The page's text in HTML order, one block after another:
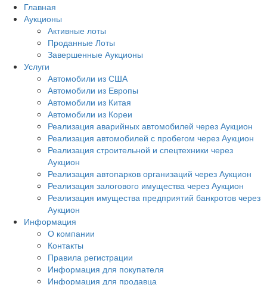
Главная
Аукционы
Активные лоты
Проданные Лоты
Завершенные Аукционы
Услуги
Автомобили из США
Автомобили из Европы
Автомобили из Китая
Автомобили из Кореи
Реализация аварийных автомобилей через Аукцион
Реализация автомобилей с пробегом через Аукцион
Реализация строительной и спецтехники через
Аукцион
Реализация автопарков организаций через Аукцион
Реализация залогового имущества через Аукцион
Реализация имущества предприятий банкротов через
Аукцион
Информация
О компании
Контакты
Правила регистрации
Информация для покупателя
Информация для продавца